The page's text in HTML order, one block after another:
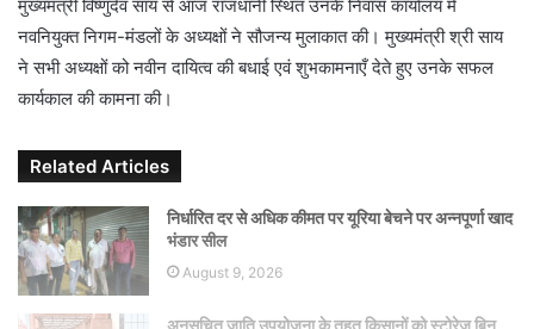
मुख्यमंत्री विष्णुदेव साय से आज राजधानी स्थित उनके निवास कार्यालय में
नवनियुक्त निगम-मंडलों के अध्यक्षों ने सौजन्य मुलाकात की। मुख्यमंत्री श्री साय
ने सभी अध्यक्षों को नवीन दायित्व की बधाई एवं शुभकामनाएँ देते हुए उनके सफल
कार्यकाल की कामना की।
Related Articles
निर्धारित दर से अधिक कीमत पर यूरिया बेचने पर अन्नपूर्णा खाद
भंडार सील
August 9, 2026
अनुसूचित जाति उपयोजना के तहत किसानों को स्टोरेज बिन